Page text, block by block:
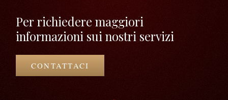
Per richiedere maggiori
informazioni sui nostri servizi
CONTATTACI